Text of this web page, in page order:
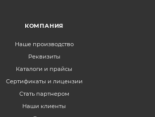
КОМПАНИЯ
Наше производство
Реквизиты
Каталоги и прайсы
Сертификаты и лицензии
Стать партнером
Наши клиенты